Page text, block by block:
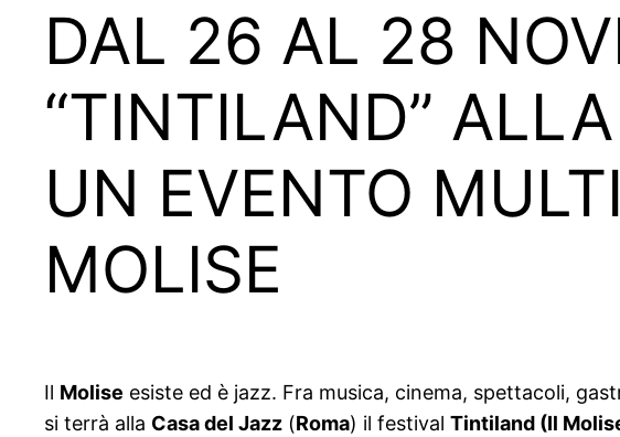
DAL 26 AL 28
“TINTILAND”
UN EVENTO
MOLISE
Il Molise esiste ed è jazz. Fra musica, cinema, spettacoli,
si terrà alla Casa del Jazz (Roma) il festival Tintiland (Il